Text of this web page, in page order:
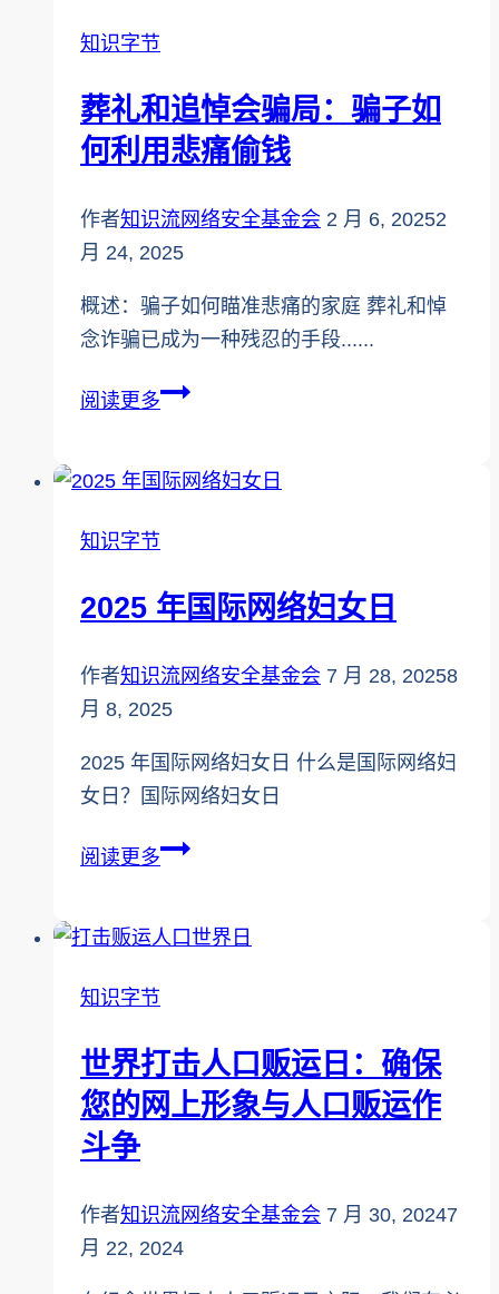
知识字节
葬礼和追悼会骗局：骗子如
何利用悲痛偷钱
作者知识流网络安全基金会 2 月 6, 20252
月 24, 2025
概述：骗子如何瞄准悲痛的家庭 葬礼和悼
念诈骗已成为一种残忍的手段......
阅读更多葬
追
骗
局：
子
何
利
偷
知识字节
2025 年国际网络妇女日
作者知识流网络安全基金会 7 月 28, 20258
月 8, 2025
2025 年国际网络妇女日 什么是国际网络妇
女日？国际网络妇女日
阅读更多2025
际
妇
女
日
知识字节
世界打击人口贩运日：确保
您的网上形象与人口贩运作
斗争
作者知识流网络安全基金会 7 月 30, 20247
月 22, 2024